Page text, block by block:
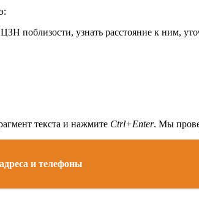
поблизости, узнать расстояние к ним,
текста и нажмите Ctrl+Enter. Мы
и телефоны